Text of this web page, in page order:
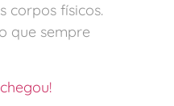
corpos físicos.
que sempre